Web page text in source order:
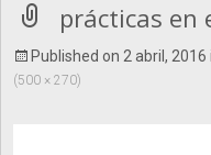
prácticas en
Published on 2 abril, 2016
(500 × 270)